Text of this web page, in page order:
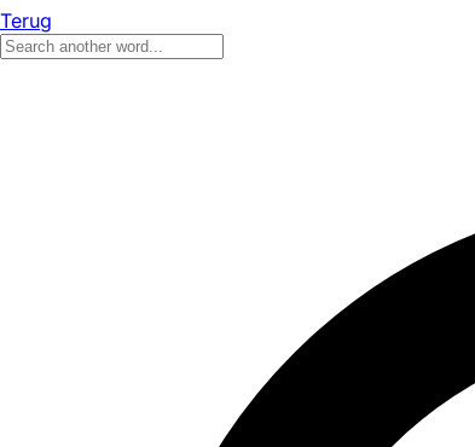
Terug